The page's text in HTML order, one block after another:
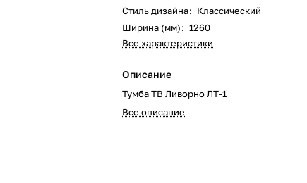
Стиль дизайна: Классический
Ширина (мм): 1260
Все характеристики
Описание
Тумба ТВ Ливорно ЛТ-1
Все описание